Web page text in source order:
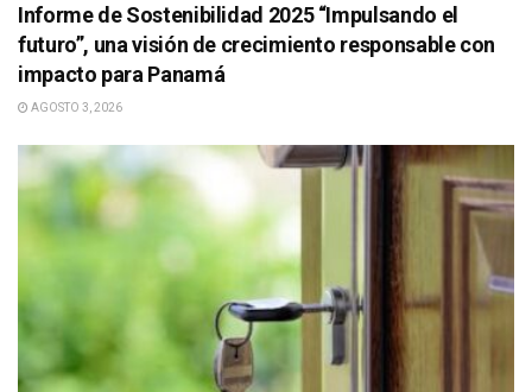
Informe de Sostenibilidad 2025 “Impulsando el
futuro”, una visión de crecimiento responsable con
impacto para Panamá
AGOSTO 3, 2026